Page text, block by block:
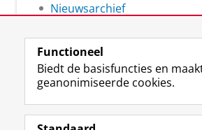
Nieuwsarchief
Volg de RUG
F
a
L
i
Functioneel
Biedt de basisfuncties en
geanonimiseerde cookies.